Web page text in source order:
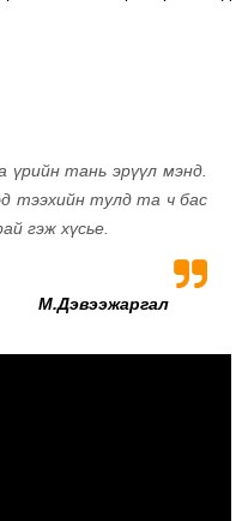
үрийн тань эрүүл мэнд.
тээхийн тулд та ч бас
гэж хүсье.
М.Дэвээжаргал